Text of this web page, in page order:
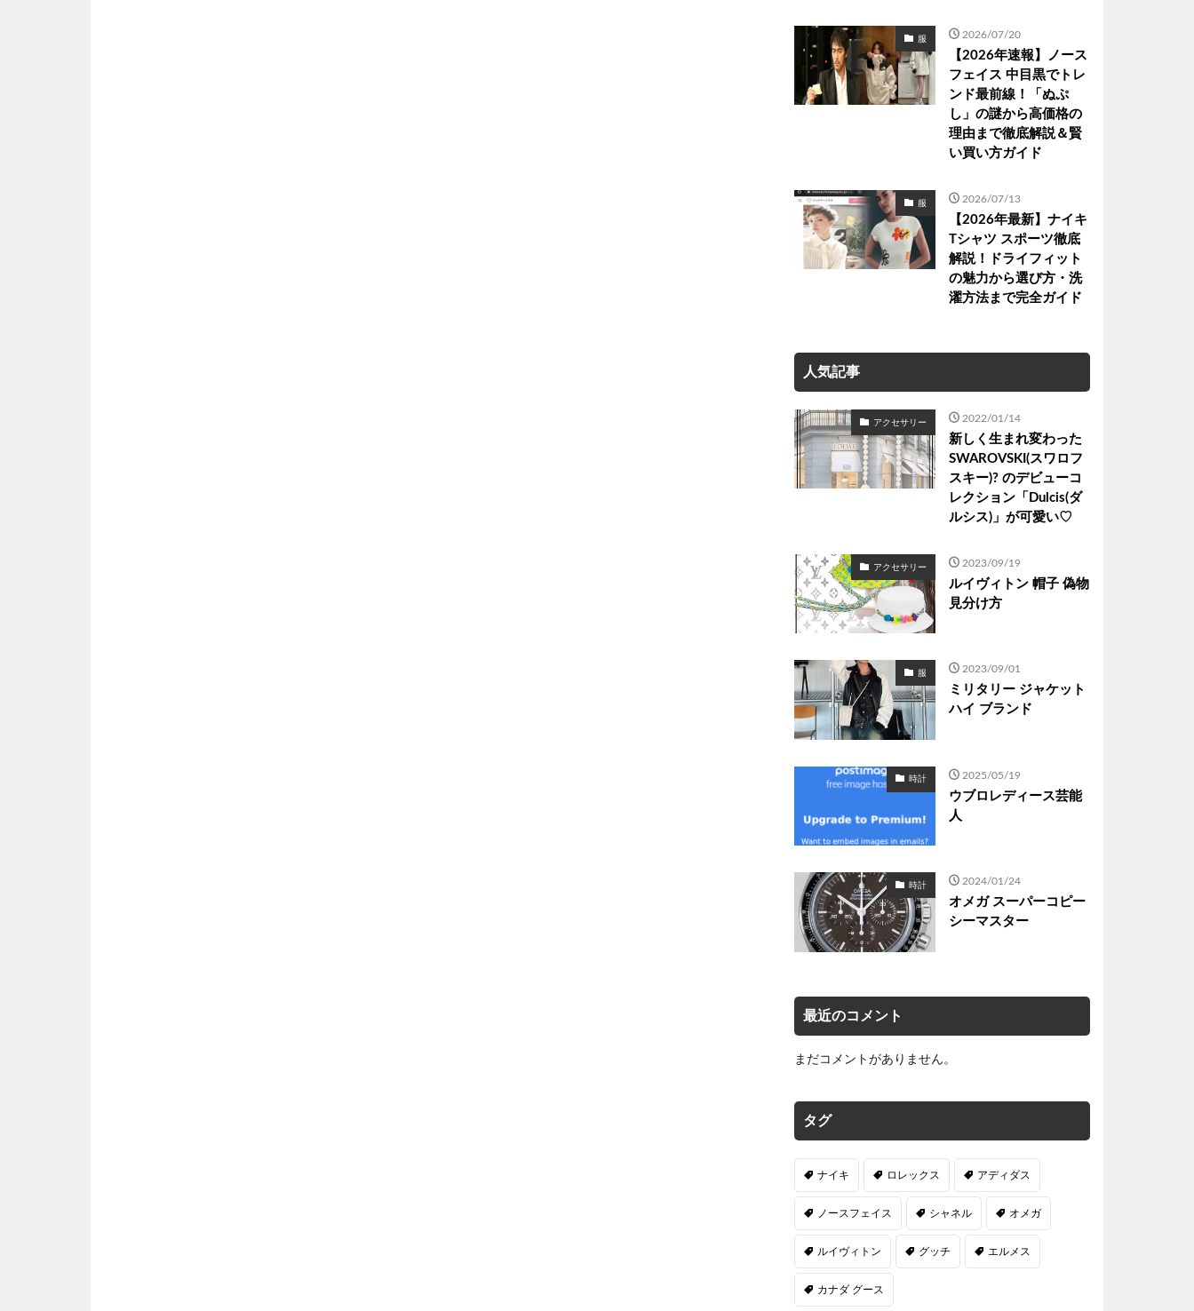
服 2026/07/20
【2026年速報】ノース
フェイス 中目黒でトレ
ンド最前線！「ぬぷ
し」の謎から高価格の
理由まで徹底解説＆賢
い買い方ガイド
服 2026/07/13
【2026年最新】ナイキ
Tシャツ スポーツ徹底
解説！ドライフィット
の魅力から選び方・洗
濯方法まで完全ガイド
人気記事
アクセサリー 2022/01/14
新しく生まれ変わった
SWAROVSKI(スワロフ
スキー)? のデビューコ
レクション「Dulcis(ダ
ルシス)」が可愛い♡
アクセサリー 2023/09/19
ルイヴィトン 帽子 偽物
見分け方
服 2023/09/01
ミリタリー ジャケット
ハイ ブランド
時計 2025/05/19
ウブロレディース芸能
人
時計 2024/01/24
オメガ スーパーコピー
シーマスター
最近のコメント
まだコメントがありません。
タグ
ナイキ ロレックス アディダス
ノースフェイス シャネル オメガ
ルイヴィトン グッチ エルメス
カナダ グース